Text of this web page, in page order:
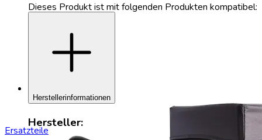
Dieses Produkt ist mit folgenden Produkten kompatibel:
add
Herstellerinformationen
Hersteller:
Ersatzteile